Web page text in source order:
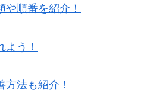
順番を紹介！
う！
法も紹介！